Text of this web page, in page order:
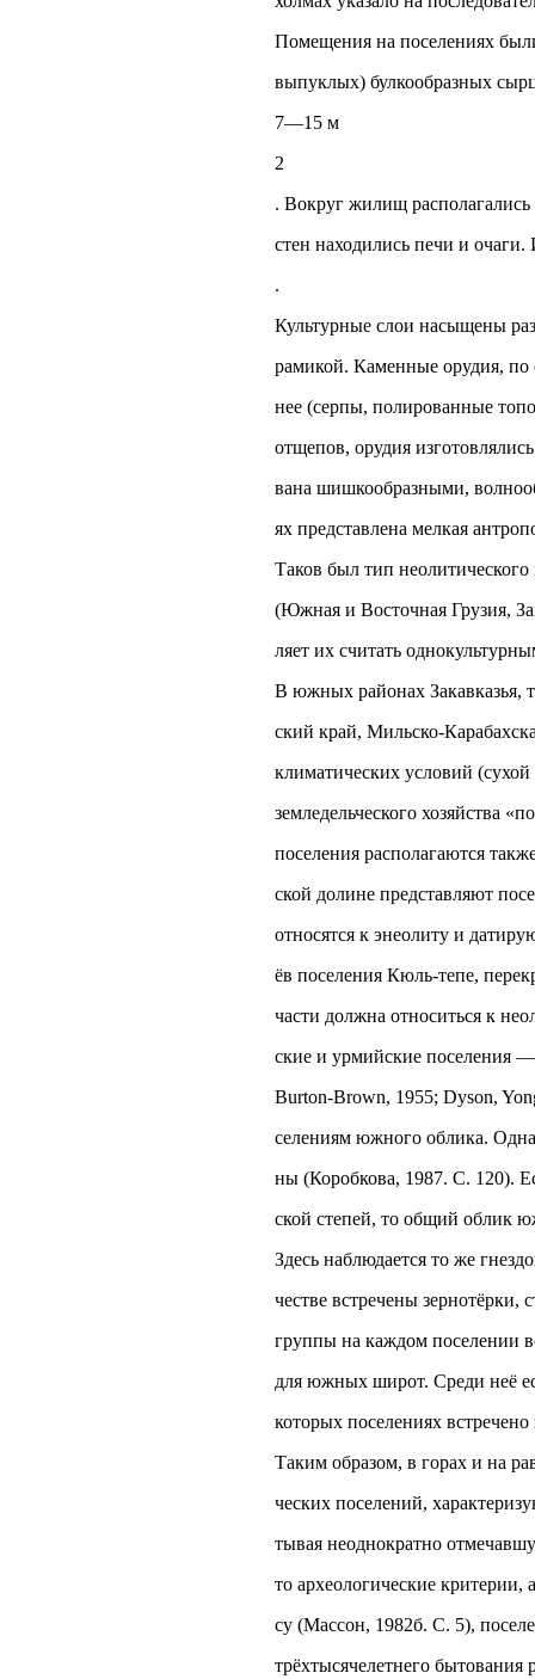
Помещения на поселениях
выпуклых) булкообразных
7—15 м
2
. Вокруг жилищ
стен находились печи и
.
Культурные слои насыщены
рамикой. Каменные орудия, по
нее (серпы, полированные
отщепов, орудия
вана шишкообразными,
ях представлена мелкая
Таков был тип
(Южная и Восточная Грузия,
ляет их считать
В южных районах Закавказья,
ский край, Мильско-
климатических условий
земледельческого хозяйства
поселения располагаются
ской долине представляют
относятся к энеолиту и
ёв поселения Кюль-тепе,
части должна относиться к
ские и урмийские поселения
Burton-Brown, 1955; Dyson,
селениям южного облика.
ны (Коробкова, 1987. С. 120).
ской степей, то общий облик
Здесь наблюдается то же
честве встречены
группы на каждом поселении
для южных широт. Среди неё
которых поселениях
Таким образом, в горах и на
ческих поселений,
тывая неоднократно
то археологические
су (Массон, 1982б. С. 5),
трёхтысячелетнего